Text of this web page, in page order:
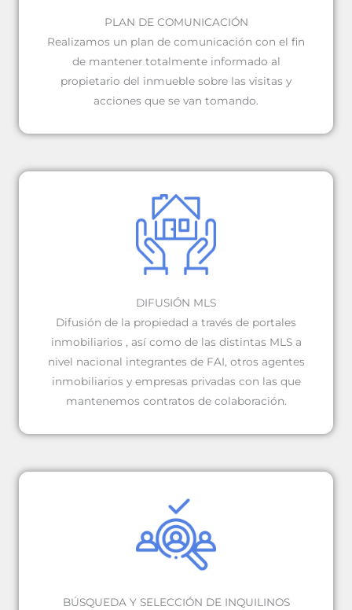
PLAN DE COMUNICACIÓN
Realizamos un plan de comunicación con el fin
de mantener totalmente informado al
propietario del inmueble sobre las visitas y
acciones que se van tomando.
DIFUSIÓN MLS
Difusión de la propiedad a través de portales
inmobiliarios , así como de las distintas MLS a
nivel nacional integrantes de FAI, otros agentes
inmobiliarios y empresas privadas con las que
mantenemos contratos de colaboración.
BÚSQUEDA Y SELECCIÓN DE INQUILINOS